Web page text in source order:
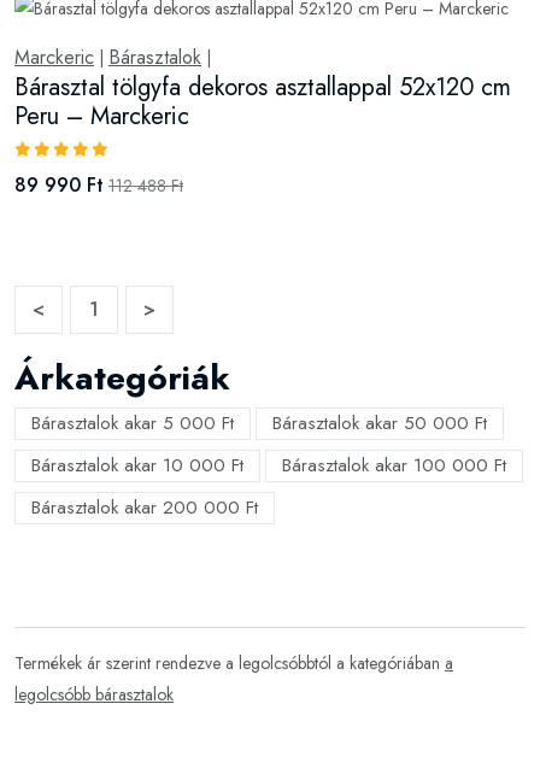
Marckeric | Bárasztalok |
Bárasztal tölgyfa dekoros asztallappal 52x120 cm
Peru – Marckeric
89 990 Ft 112 488 Ft
< 1 >
Árkategóriák
Bárasztalok akar 5 000 Ft
Bárasztalok akar 50 000 Ft
Bárasztalok akar 10 000 Ft
Bárasztalok akar 100 000 Ft
Bárasztalok akar 200 000 Ft
Termékek ár szerint rendezve a legolcsóbbtól a kategóriában a
legolcsóbb bárasztalok